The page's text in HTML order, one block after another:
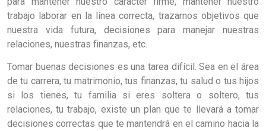
trabajo laborar en la línea correcta, trazarnos objetivos que
nuestra vida futura, decisiones para manejar nuestras
relaciones, nuestras finanzas, etc.
Tomar buenas decisiones es una tarea difícil. Sea en el área
de tu carrera, tu matrimonio, tus finanzas, tu salud o tus hijos
si los tienes, tu familia si eres soltera o soltero, tus
relaciones, tu trabajo, existe un plan que te llevará a tomar
decisiones correctas que te mantendrá en el camino hacia la